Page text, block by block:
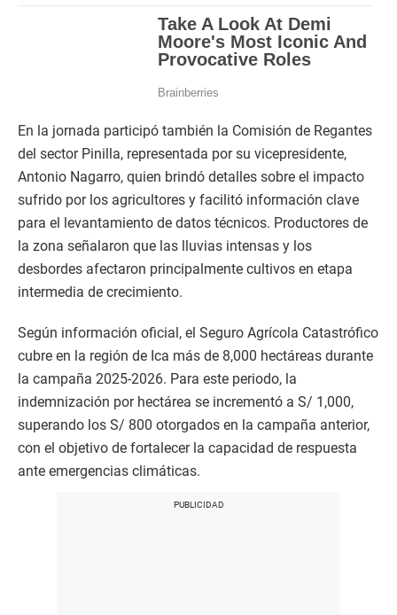
En la jornada participó también la Comisión de Regantes
del sector Pinilla, representada por su vicepresidente,
Antonio Nagarro, quien brindó detalles sobre el impacto
sufrido por los agricultores y facilitó información clave
para el levantamiento de datos técnicos. Productores de
la zona señalaron que las lluvias intensas y los
desbordes afectaron principalmente cultivos en etapa
intermedia de crecimiento.
Según información oficial, el Seguro Agrícola Catastrófico
cubre en la región de Ica más de 8,000 hectáreas durante
la campaña 2025-2026. Para este periodo, la
indemnización por hectárea se incrementó a S/ 1,000,
superando los S/ 800 otorgados en la campaña anterior,
con el objetivo de fortalecer la capacidad de respuesta
ante emergencias climáticas.